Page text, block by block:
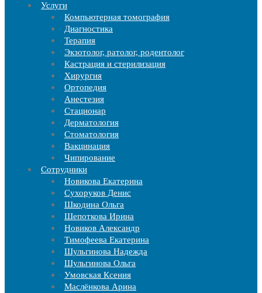
Услуги
Компьютерная томография
Диагностика
Терапия
Экзотолог, ратолог, родентолог
Кастрация и стерилизация
Хирургия
Ортопедия
Анестезия
Стационар
Дерматология
Стоматология
Вакцинация
Чипирование
Cотрудники
Новикова Екатерина
Сухоруков Денис
Шкодина Ольга
Шепоткова Ирина
Новиков Александр
Тимофеева Екатерина
Шульгинова Надежда
Шульгинова Ольга
Умовская Ксения
Маслёнкова Арина